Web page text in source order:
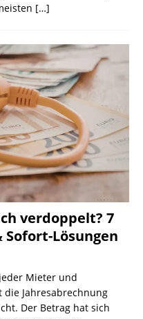
[…]
verdoppelt? 7
Lösungen
Mieter und
Jahresabrechnung
Der Betrag hat sich